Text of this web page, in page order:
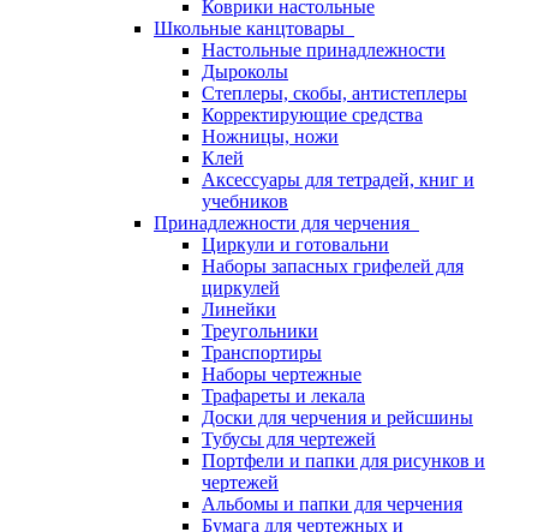
Коврики настольные
Школьные канцтовары
Настольные принадлежности
Дыроколы
Степлеры, скобы, антистеплеры
Корректирующие средства
Ножницы, ножи
Клей
Аксессуары для тетрадей, книг и
учебников
Принадлежности для черчения
Циркули и готовальни
Наборы запасных грифелей для
циркулей
Линейки
Треугольники
Транспортиры
Наборы чертежные
Трафареты и лекала
Доски для черчения и рейсшины
Тубусы для чертежей
Портфели и папки для рисунков и
чертежей
Альбомы и папки для черчения
Бумага для чертежных и